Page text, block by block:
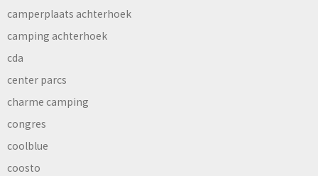
camperplaats achterhoek
camping achterhoek
cda
center parcs
charme camping
congres
coolblue
coosto